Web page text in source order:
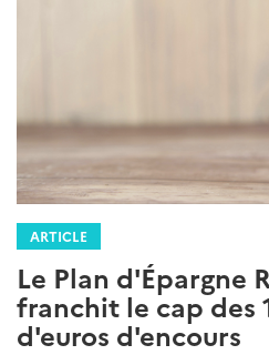
ARTICLE
Le Plan d'Épargne
franchit le cap des
d'euros d'encours